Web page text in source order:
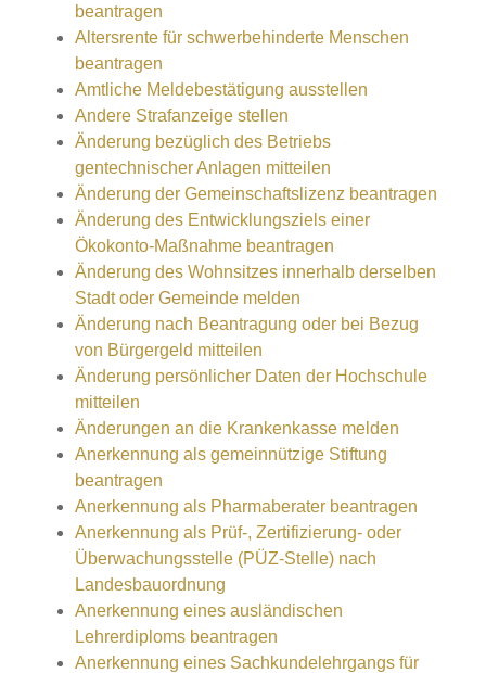
beantragen
Altersrente für schwerbehinderte Menschen
beantragen
Amtliche Meldebestätigung ausstellen
Andere Strafanzeige stellen
Änderung bezüglich des Betriebs
gentechnischer Anlagen mitteilen
Änderung der Gemeinschaftslizenz beantragen
Änderung des Entwicklungsziels einer
Ökokonto-Maßnahme beantragen
Änderung des Wohnsitzes innerhalb derselben
Stadt oder Gemeinde melden
Änderung nach Beantragung oder bei Bezug
von Bürgergeld mitteilen
Änderung persönlicher Daten der Hochschule
mitteilen
Änderungen an die Krankenkasse melden
Anerkennung als gemeinnützige Stiftung
beantragen
Anerkennung als Pharmaberater beantragen
Anerkennung als Prüf-, Zertifizierung- oder
Überwachungsstelle (PÜZ-Stelle) nach
Landesbauordnung
Anerkennung eines ausländischen
Lehrerdiploms beantragen
Anerkennung eines Sachkundelehrgangs für